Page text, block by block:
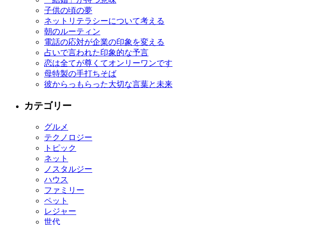
子供の頃の夢
ネットリテラシーについて考える
朝のルーティン
電話の応対が企業の印象を変える
占いで言われた印象的な予言
恋は全てが尊くてオンリーワンです
母特製の手打ちそば
彼からっもらった大切な言葉と未来
カテゴリー
グルメ
テクノロジー
トピック
ネット
ノスタルジー
ハウス
ファミリー
ペット
レジャー
世代